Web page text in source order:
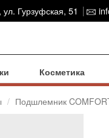
ул. Гурзуфская, 51
Косметика
Подшлемник